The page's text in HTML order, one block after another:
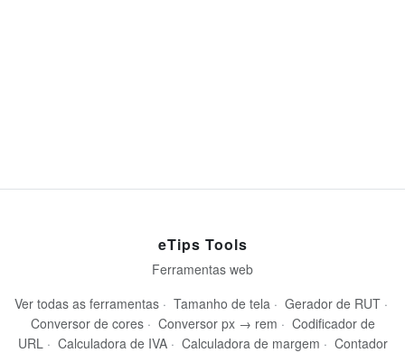
eTips Tools
Ferramentas web
Ver todas as ferramentas · Tamanho de tela · Gerador de RUT ·
Conversor de cores · Conversor px → rem · Codificador de
URL · Calculadora de IVA · Calculadora de margem · Contador